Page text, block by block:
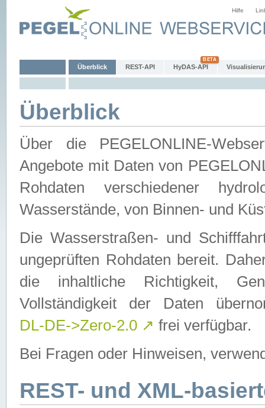
Hilfe
Überblick REST-API HyDAS-API
Überblick
Über die PEGELONLINE-
Angebote mit Daten von
Rohdaten verschiedener
Wasserstände, von Binnen- und
Die Wasserstraßen- und
ungeprüften Rohdaten bereit.
die inhaltliche Richtigkeit,
Vollständigkeit der Daten
DL-DE->Zero-2.0 ↗ frei verfügbar.
Bei Fragen oder Hinweisen,
REST- und XML-